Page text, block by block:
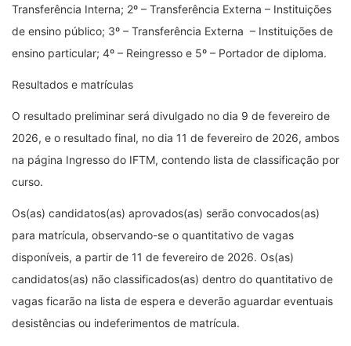
Transferência Interna; 2º – Transferência Externa – Instituições
de ensino público; 3º – Transferência Externa – Instituições de
ensino particular; 4º – Reingresso e 5º – Portador de diploma.
Resultados e matrículas
O resultado preliminar será divulgado no dia 9 de fevereiro de
2026, e o resultado final, no dia 11 de fevereiro de 2026, ambos
na página Ingresso do IFTM, contendo lista de classificação por
curso.
Os(as) candidatos(as) aprovados(as) serão convocados(as)
para matrícula, observando-se o quantitativo de vagas
disponíveis, a partir de 11 de fevereiro de 2026. Os(as)
candidatos(as) não classificados(as) dentro do quantitativo de
vagas ficarão na lista de espera e deverão aguardar eventuais
desistências ou indeferimentos de matrícula.